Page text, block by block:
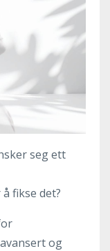
seg ett
fikse det?
og